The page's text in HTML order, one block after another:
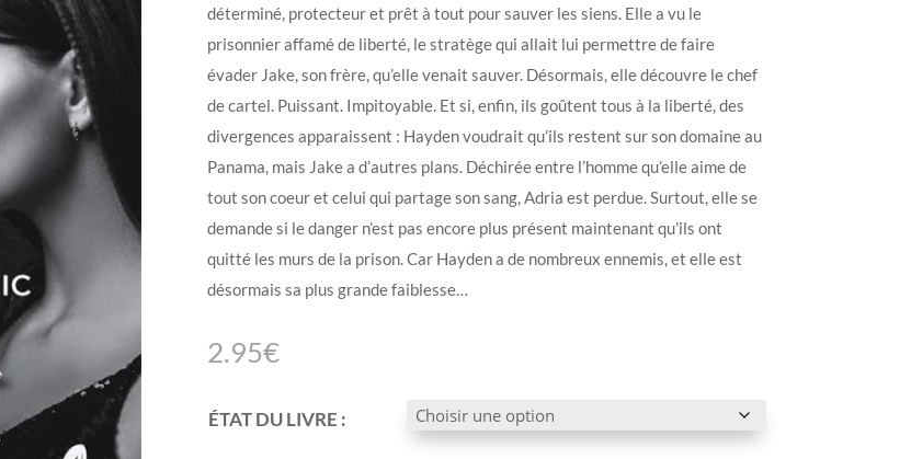
déterminé, protecteur et prêt à tout pour sauver les siens. Elle a vu le
prisonnier affamé de liberté, le stratège qui allait lui permettre de faire
évader Jake, son frère, qu’elle venait sauver. Désormais, elle découvre le chef
de cartel. Puissant. Impitoyable. Et si, enfin, ils goûtent tous à la liberté, des
divergences apparaissent : Hayden voudrait qu’ils restent sur son domaine au
Panama, mais Jake a d’autres plans. Déchirée entre l’homme qu’elle aime de
tout son coeur et celui qui partage son sang, Adria est perdue. Surtout, elle se
demande si le danger n’est pas encore plus présent maintenant qu’ils ont
quitté les murs de la prison. Car Hayden a de nombreux ennemis, et elle est
désormais sa plus grande faiblesse…
2.95€
ÉTAT DU LIVRE :